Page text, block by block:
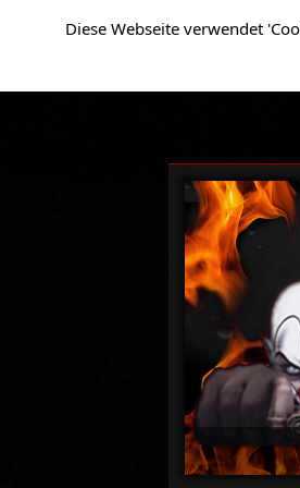
Diese Webseite verwendet